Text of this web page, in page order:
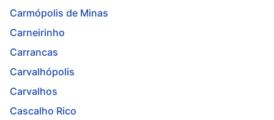
Carmópolis de Minas
Carneirinho
Carrancas
Carvalhópolis
Carvalhos
Cascalho Rico